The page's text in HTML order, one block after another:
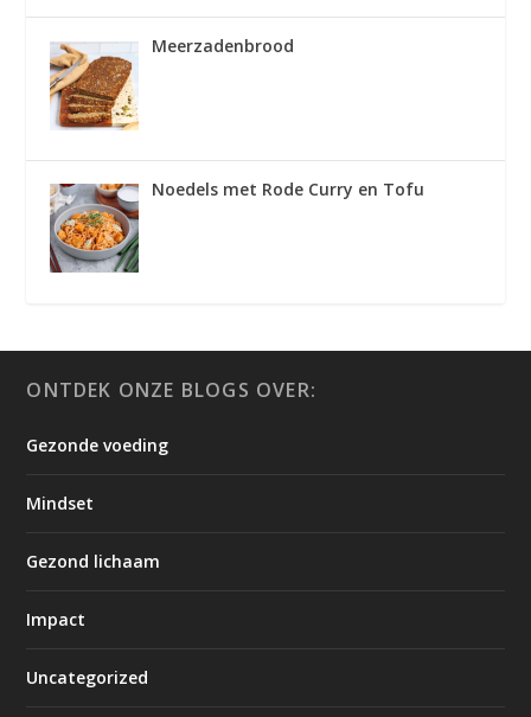
Meerzadenbrood
Noedels met Rode Curry en Tofu
ONTDEK ONZE BLOGS OVER:
Gezonde voeding
Mindset
Gezond lichaam
Impact
Uncategorized